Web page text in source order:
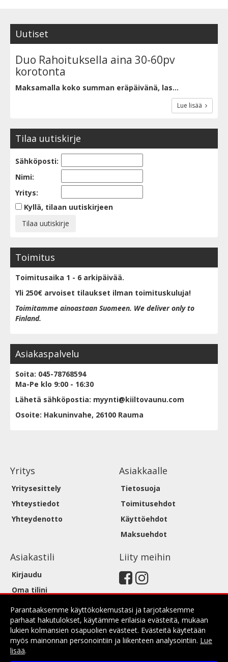
Parantaaksemme käyttökokemustasi ja tarjotaksemme
parhaat hakutulokset, käytämme erilaisia evästeitä, mukaan
lukien kolmansien osapuolien evästeet. Evästeitä käytetään
myös mainonnan personointiin ja liikenteen analysointiin. Lue
lisää.
Uutiset
Duo Rahoituksella aina 30-60pv
korotonta
Maksamalla koko summan eräpäivänä, las...
Lue lisää
Tilaa uutiskirje
Sähköposti:
Nimi:
Yritys:
Kyllä, tilaan uutiskirjeen
Toimitus
Toimitusaika 1 - 6 arkipäivää.
Yli 250€ arvoiset tilaukset ilman toimituskuluja!
Toimitamme ainoastaan Suomeen. We deliver only to
Finland.
Asiakaspalvelu
Soita: 045-78768594
Ma-Pe klo 9:00 - 16:30
Lähetä sähköpostia: myynti@kiiltovaunu.com
Osoite: Hakuninvahe, 26100 Rauma
Yritys
Yritysesittely
Yhteystiedot
Yhteydenotto
Asiakkaalle
Tietosuoja
Toimitusehdot
Käyttöehdot
Maksuehdot
Asiakastili
Kirjaudu
Oma tilini
Liity meihin